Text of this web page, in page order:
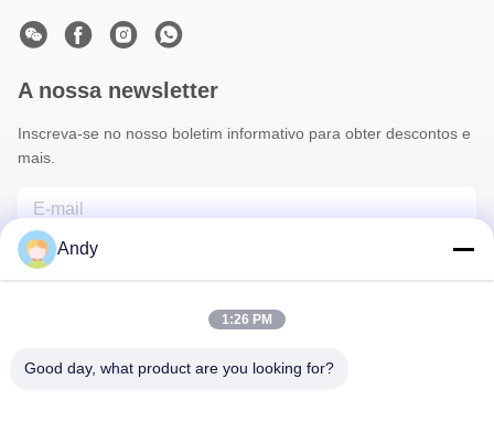
A nossa newsletter
Inscreva-se no nosso boletim informativo para obter descontos e
mais.
Andy
1:26 PM
Good day, what product are you looking for?